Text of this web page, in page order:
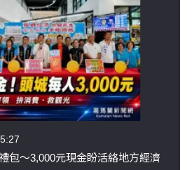
包～3,000元現金盼活絡地方經濟